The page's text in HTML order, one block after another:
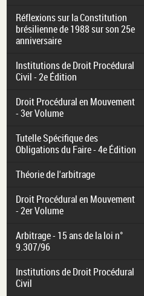
Réflexions sur la Constitution
brésilienne de 1988 sur son 25e
anniversaire
Institutions de Droit Procédural
Civil - 2e Édition
Droit Procédural en Mouvement
- 3er Volume
Tutelle Spécifique des
Obligations du Faire - 4e Édition
Théorie de l'arbitrage
Droit Procédural en Mouvement
- 2er Volume
Arbitrage - 15 ans de la loi n°
9.307/96
Institutions de Droit Procédural
Civil